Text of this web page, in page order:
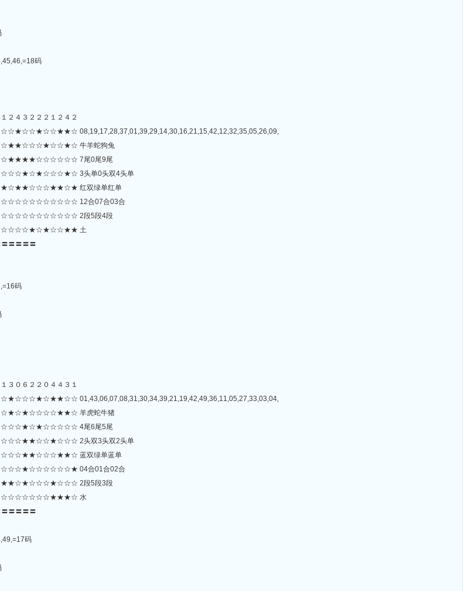
码
２４３２２２１２４２
08,19,17,28,37,01,39,29,14,30,16,21,15,42,12,32,35,05,26,09,
牛羊蛇狗兔
7尾0尾9尾
3头单0头双4头单
红双绿单红单
12合07合03合
2段5段4段
土
〓〓〓〓
码
３０６２２０４４３１
01,43,06,07,08,31,30,34,39,21,19,42,49,36,11,05,27,33,03,04,
羊虎蛇牛猪
4尾6尾5尾
2头双3头双2头单
蓝双绿单蓝单
04合01合02合
2段5段3段
水
〓〓〓〓
码